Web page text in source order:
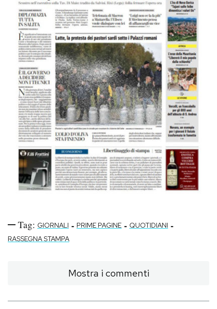
Tag: GIORNALI - PRIME PAGINE - QUOTIDIANI -
RASSEGNA STAMPA
Mostra i commenti